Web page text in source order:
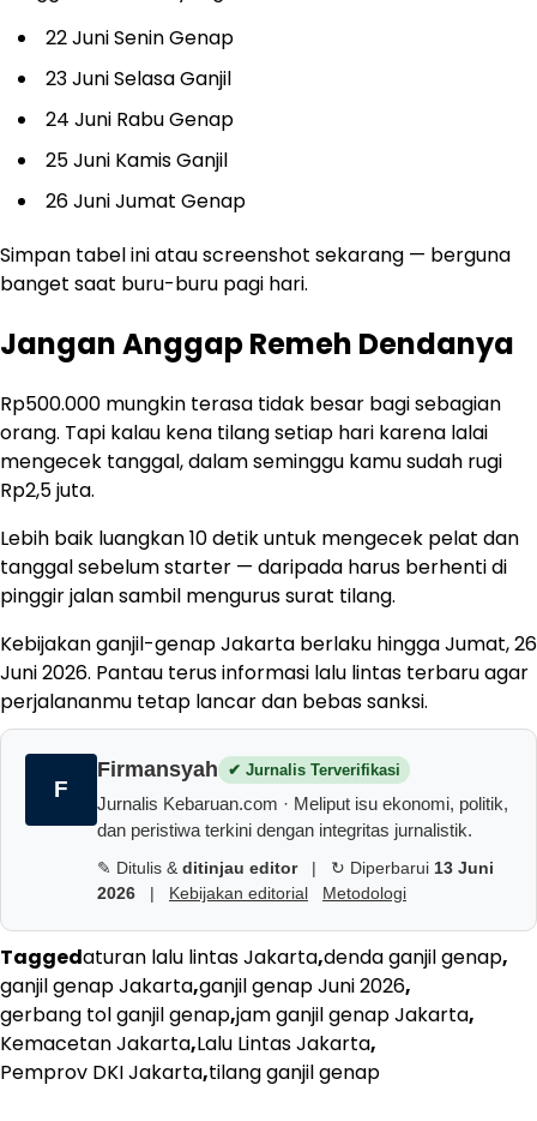
22 Juni Senin Genap
23 Juni Selasa Ganjil
24 Juni Rabu Genap
25 Juni Kamis Ganjil
26 Juni Jumat Genap
Simpan tabel ini atau screenshot sekarang — berguna
banget saat buru-buru pagi hari.
Jangan Anggap Remeh Dendanya
Rp500.000 mungkin terasa tidak besar bagi sebagian
orang. Tapi kalau kena tilang setiap hari karena lalai
mengecek tanggal, dalam seminggu kamu sudah rugi
Rp2,5 juta.
Lebih baik luangkan 10 detik untuk mengecek pelat dan
tanggal sebelum starter — daripada harus berhenti di
pinggir jalan sambil mengurus surat tilang.
Kebijakan ganjil-genap Jakarta berlaku hingga Jumat, 26
Juni 2026. Pantau terus informasi lalu lintas terbaru agar
perjalananmu tetap lancar dan bebas sanksi.
F
Firmansyah ✔ Jurnalis Terverifikasi
Jurnalis Kebaruan.com · Meliput isu ekonomi, politik,
dan peristiwa terkini dengan integritas jurnalistik.
✎ Ditulis & ditinjau editor| ↻ Diperbarui 13 Juni
2026 | Kebijakan editorial Metodologi
Taggedaturan lalu lintas Jakarta,denda ganjil genap,
ganjil genap Jakarta,ganjil genap Juni 2026,
gerbang tol ganjil genap,jam ganjil genap Jakarta,
Kemacetan Jakarta,Lalu Lintas Jakarta,
Pemprov DKI Jakarta,tilang ganjil genap